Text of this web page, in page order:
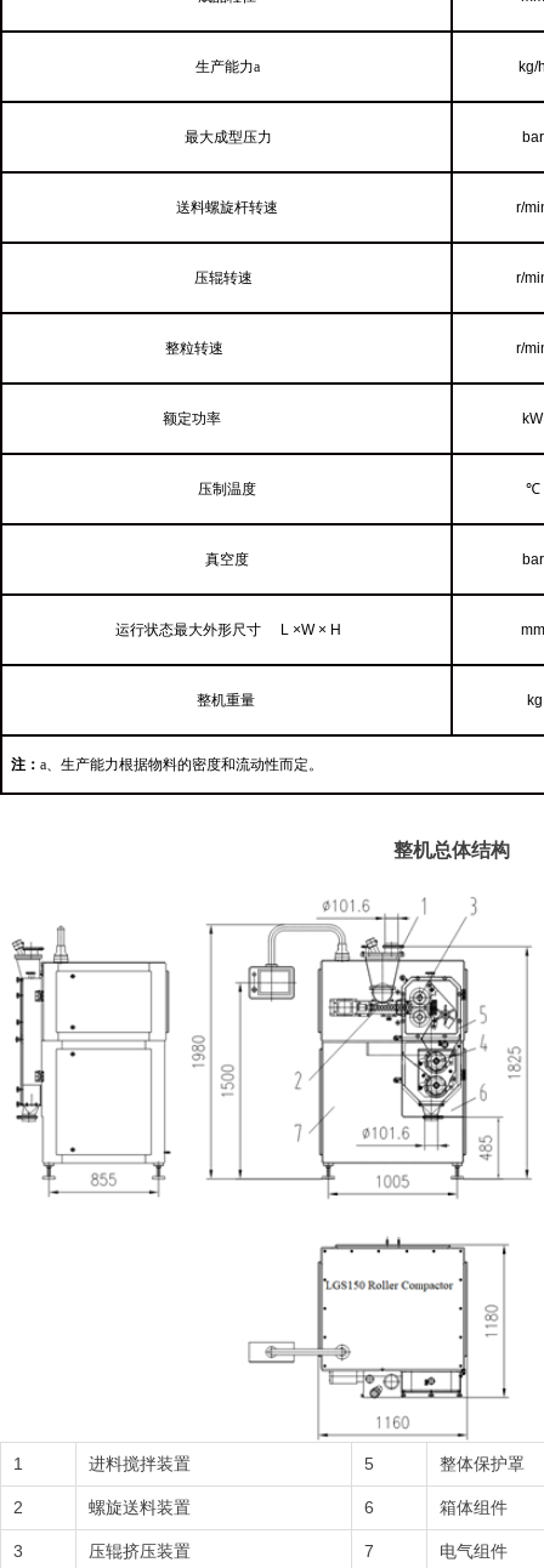
生产能力a kg/
最大成型压力 bar
送料螺旋杆转速 r/
压辊转速 r/
整粒转速 r/
额定功率 kW
压制温度 ℃
真空度 bar
运行状态最大外形尺寸 L ×W × H mm
整机重量 kg
注：a、生产能力根据物料的密度和流动性而定。
整机总体结构
1 进料搅拌装置 5 整体保护罩
2 螺旋送料装置 6 箱体组件
3 压辊挤压装置 7 电气组件